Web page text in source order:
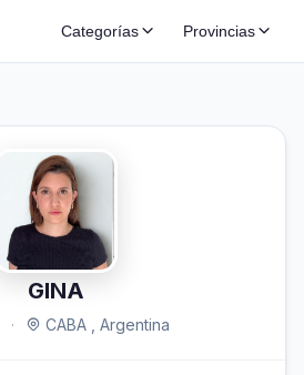
Categorías Provincias
GINA
· CABA , Argentina